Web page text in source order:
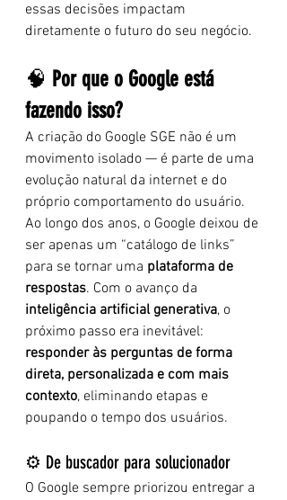
essas decisões impactam
diretamente o futuro do seu negócio.
🧠 Por que o Google está
fazendo isso?
A criação do Google SGE não é um
movimento isolado — é parte de uma
evolução natural da internet e do
próprio comportamento do usuário.
Ao longo dos anos, o Google deixou de
ser apenas um “catálogo de links”
para se tornar uma plataforma de
respostas. Com o avanço da
inteligência artificial generativa, o
próximo passo era inevitável:
responder às perguntas de forma
direta, personalizada e com mais
contexto, eliminando etapas e
poupando o tempo dos usuários.
⚙️ De buscador para solucionador
O Google sempre priorizou entregar a